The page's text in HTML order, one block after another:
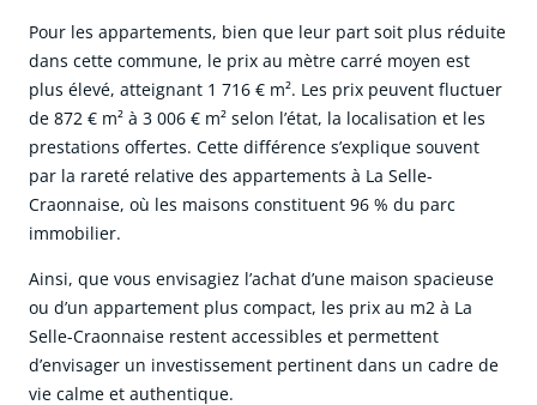
Pour les appartements, bien que leur part soit plus réduite
dans cette commune, le prix au mètre carré moyen est
plus élevé, atteignant 1 716 € m². Les prix peuvent fluctuer
de 872 € m² à 3 006 € m² selon l’état, la localisation et les
prestations offertes. Cette différence s’explique souvent
par la rareté relative des appartements à La Selle-
Craonnaise, où les maisons constituent 96 % du parc
immobilier.
Ainsi, que vous envisagiez l’achat d’une maison spacieuse
ou d’un appartement plus compact, les prix au m2 à La
Selle-Craonnaise restent accessibles et permettent
d’envisager un investissement pertinent dans un cadre de
vie calme et authentique.